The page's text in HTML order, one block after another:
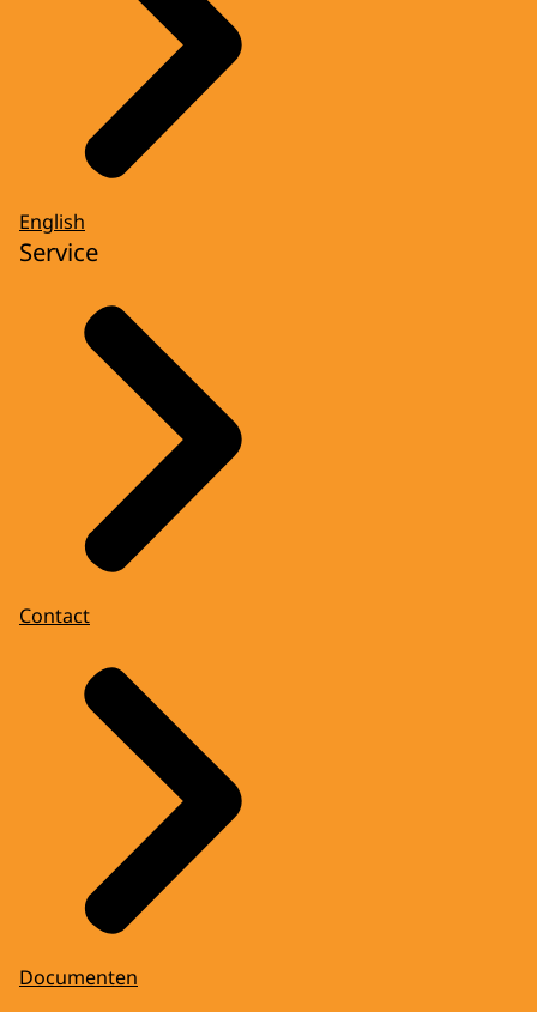
English
Service
Contact
Documenten